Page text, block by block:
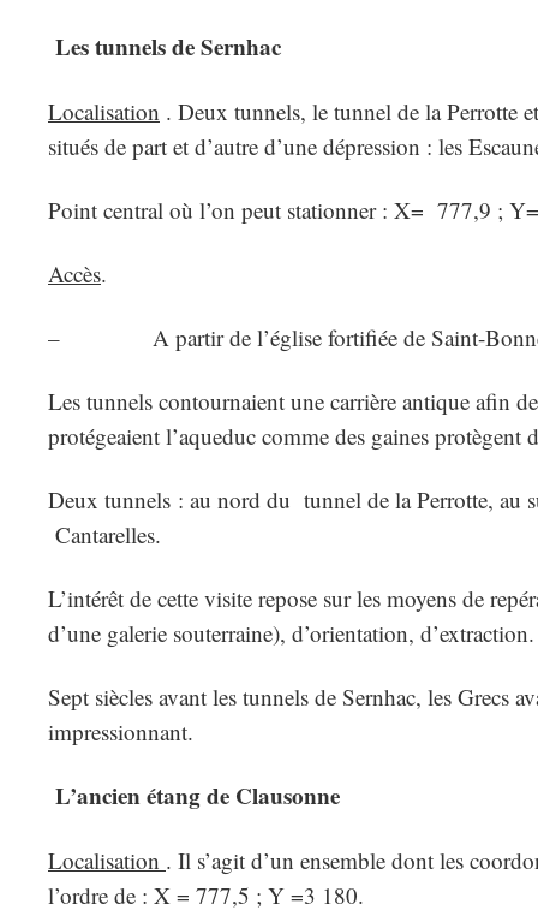
Les tunnels de Sernhac
Localisation . Deux tunnels, le tunnel de la Perrotte
situés de part et d’autre d’une dépression : les
Point central où l’on peut stationner : X= 777,9 ;
Accès.
– A partir de l’église fortifiée de Saint-
Les tunnels contournaient une carrière antique afin
protégeaient l’aqueduc comme des gaines protègent
Deux tunnels : au nord du tunnel de la Perrotte, au
Cantarelles.
L’intérêt de cette visite repose sur les moyens de
d’une galerie souterraine), d’orientation, d’extraction.
Sept siècles avant les tunnels de Sernhac, les Grecs
impressionnant.
L’ancien étang de Clausonne
Localisation . Il s’agit d’un ensemble dont les
l’ordre de : X = 777,5 ; Y =3 180.